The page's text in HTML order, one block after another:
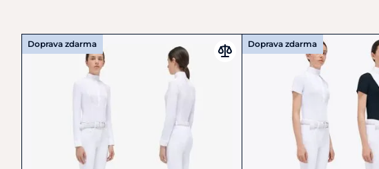
Doprava zdarma Doprava zdarma